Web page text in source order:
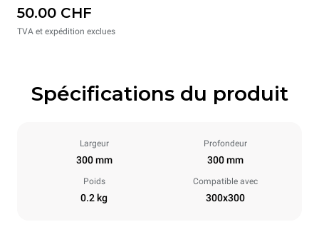
50.00 CHF
TVA et expédition exclues
Spécifications du produit
Largeur
300 mm
Profondeur
300 mm
Poids
0.2 kg
Compatible avec
300x300